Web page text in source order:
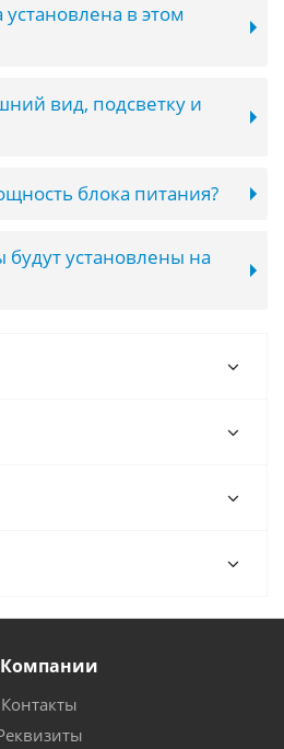
установлена в этом
вид, подсветку и
блока питания?
установлены на
Контакты